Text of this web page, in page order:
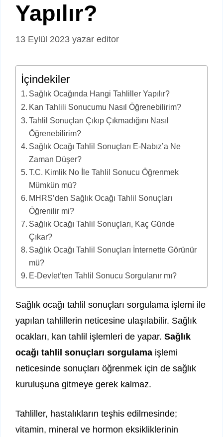
Yapılır?
13 Eylül 2023 yazar editor
İçindekiler
Sağlık Ocağında Hangi Tahliller Yapılır?
Kan Tahlili Sonucumu Nasıl Öğrenebilirim?
Tahlil Sonuçları Çıkıp Çıkmadığını Nasıl
Öğrenebilirim?
Sağlık Ocağı Tahlil Sonuçları E-Nabız’a Ne
Zaman Düşer?
T.C. Kimlik No İle Tahlil Sonucu Öğrenmek
Mümkün mü?
MHRS’den Sağlık Ocağı Tahlil Sonuçları
Öğrenilir mi?
Sağlık Ocağı Tahlil Sonuçları, Kaç Günde
Çıkar?
Sağlık Ocağı Tahlil Sonuçları İnternette Görünür
mü?
E-Devlet’ten Tahlil Sonucu Sorgulanır mı?
Sağlık ocağı tahlil sonuçları sorgulama işlemi ile
yapılan tahlillerin neticesine ulaşılabilir. Sağlık
ocakları, kan tahlil işlemleri de yapar. Sağlık
ocağı tahlil sonuçları sorgulama işlemi
neticesinde sonuçları öğrenmek için de sağlık
kuruluşuna gitmeye gerek kalmaz.
Tahliller, hastalıkların teşhis edilmesinde;
vitamin, mineral ve hormon eksikliklerinin